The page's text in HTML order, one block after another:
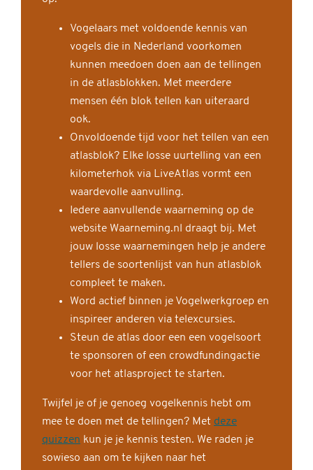
Vogelaars met voldoende kennis van
vogels die in Nederland voorkomen
kunnen meedoen doen aan de tellingen
in de atlasblokken. Met meerdere
mensen één blok tellen kan uiteraard
ook.
Onvoldoende tijd voor het tellen van een
atlasblok? Elke losse uurtelling van een
kilometerhok via LiveAtlas vormt een
waardevolle aanvulling.
Iedere aanvullende waarneming op de
website Waarneming.nl draagt bij. Met
jouw losse waarnemingen help je andere
tellers de soortenlijst van hun atlasblok
compleet te maken.
Word actief binnen je Vogelwerkgroep en
inspireer anderen via telexcursies.
Steun de atlas door een een vogelsoort
te sponsoren of een crowdfundingactie
voor het atlasproject te starten.
Twijfel je of je genoeg vogelkennis hebt om
mee te doen met de tellingen? Met deze
quizzen kun je je kennis testen. We raden je
sowieso aan om te kijken naar het